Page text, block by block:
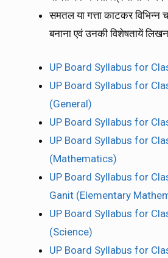
समतल या गत्ता काटकर विभिन्न
बनाना एवं उनकी विशेषतायें
UP Board Syllabus for
UP Board Syllabus for
(General)
UP Board Syllabus for
UP Board Syllabus for
(Mathematics)
UP Board Syllabus for
Ganit (Elementary
UP Board Syllabus for
(Science)
UP Board Syllabus for